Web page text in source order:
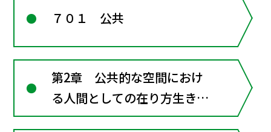
７０１ 公共
第2章 公共的な空間におけ
る人間としての在り方生き方
―共に生きるための倫理